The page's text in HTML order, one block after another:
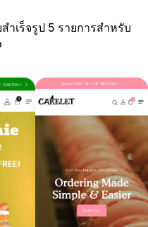
เร็จรูป 5 รายการสำหรับ